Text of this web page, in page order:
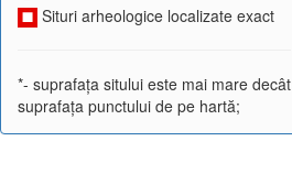
Situri arheologice localizate exact
*- suprafața sitului este mai mare decât
suprafața punctului de pe hartă;